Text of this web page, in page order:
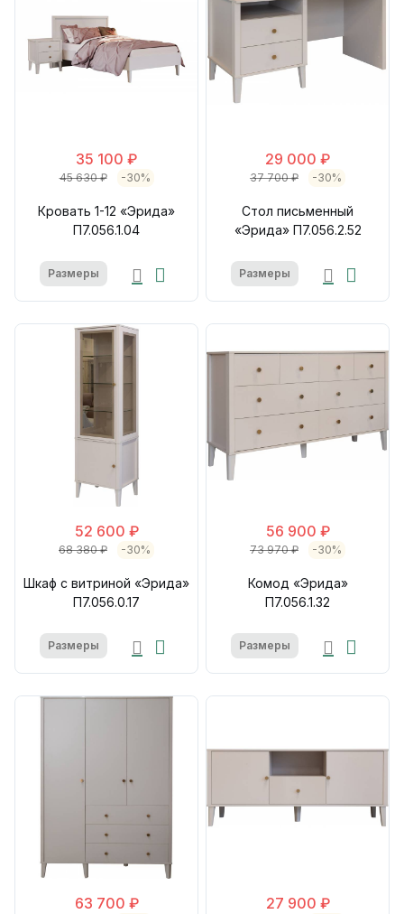
35 100 ₽
45 630 ₽ -30%
Кровать 1-12 «Эрида»
П7.056.1.04
Размеры
29 000 ₽
37 700 ₽ -30%
Стол письменный
«Эрида» П7.056.2.52
Размеры
52 600 ₽
68 380 ₽ -30%
Шкаф с витриной «Эрида»
П7.056.0.17
Размеры
56 900 ₽
73 970 ₽ -30%
Комод «Эрида»
П7.056.1.32
Размеры
63 700 ₽ 27 900 ₽